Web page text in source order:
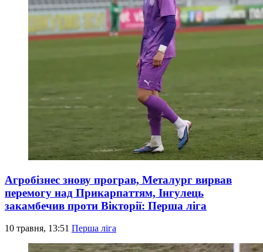
Агробізнес знову програв, Металург вирвав
перемогу над Прикарпаттям, Інгулець
закамбечив проти Вікторії: Перша ліга
10 травня, 13:51 Перша ліга